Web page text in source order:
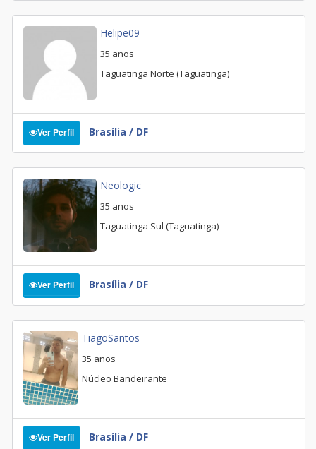
Helipe09
35 anos
Taguatinga Norte (Taguatinga)
Ver Perfil Brasília / DF
Neologic
35 anos
Taguatinga Sul (Taguatinga)
Ver Perfil Brasília / DF
TiagoSantos
35 anos
Núcleo Bandeirante
Ver Perfil Brasília / DF